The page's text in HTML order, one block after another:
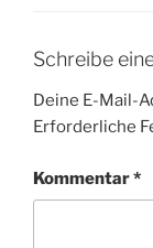
Schreibe
Deine E-Mail-
Erforderliche
Kommentar*